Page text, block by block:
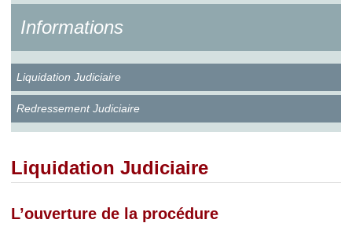
Informations
Liquidation Judiciaire
Redressement Judiciaire
Liquidation Judiciaire
L’ouverture de la procédure